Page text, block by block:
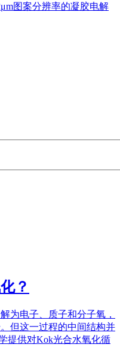
图案分辨率的凝胶电解
？
为电子、质子和分子氧，
但这一过程的中间结构并
提供对Kok光合水氧化循